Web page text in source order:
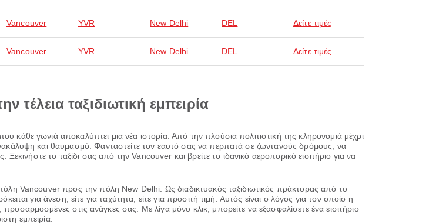
Vancouver YVR New Delhi DEL Δείτε τιμές
Vancouver YVR New Delhi DEL Δείτε τιμές
τέλεια ταξιδιωτική εμπειρία
κάθε γωνιά αποκαλύπτει μια νέα ιστορία. Από την πλούσια πολιτιστική της κληρονομιά μέχρι
και θαυμασμό. Φανταστείτε τον εαυτό σας να περπατά σε ζωντανούς δρόμους, να
Ξεκινήστε το ταξίδι σας από την Vancouver και βρείτε το ιδανικό αεροπορικό εισιτήριο για να
Vancouver προς την πόλη New Delhi. Ως διαδικτυακός ταξιδιωτικός πράκτορας από το
για άνεση, είτε για ταχύτητα, είτε για προσιτή τιμή. Αυτός είναι ο λόγος για τον οποίο η
στις ανάγκες σας. Με λίγα μόνο κλικ, μπορείτε να εξασφαλίσετε ένα εισιτήριο
εμπειρία.